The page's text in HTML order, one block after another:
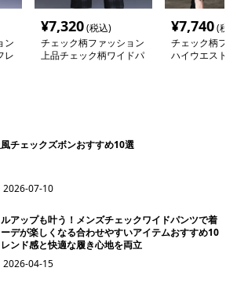
ン
レ
¥7,320(税込)
チェック柄ファッション
上品チェック柄ワイドパ
¥7,740(税
チェック柄フ
ハイウエスト
チェックズボンおすすめ10選
2026-07-10
アップも叶う！メンズチェックワイドパンツで着
デが楽しくなる合わせやすいアイテムおすすめ10
ンド感と快適な履き心地を両立
2026-04-15